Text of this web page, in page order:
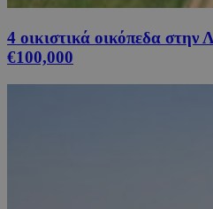
4 οικιστικά οικόπεδα στην
€100,000